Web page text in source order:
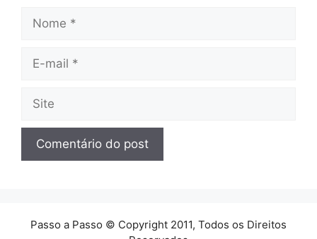
mail
Passo a Passo © Copyright 2011, Todos os Direitos